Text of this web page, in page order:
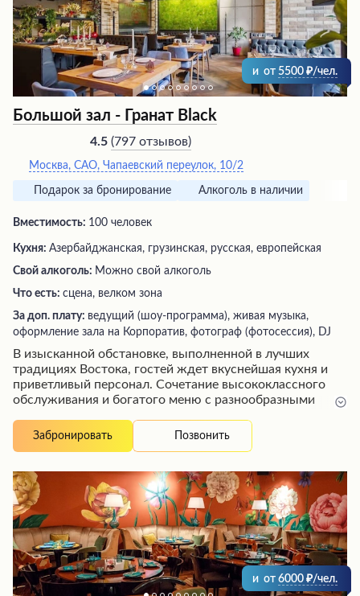
и от 5500 /чел.
Большой зал - Гранат Black
4.5 (797 отзывов)
Москва, САО, Чапаевский переулок, 10/2
Подарок за бронирование Алкоголь в наличии
Вместимость: 100 человек
Кухня: Азербайджанская, грузинская, русская, европейская
Свой алкоголь: Можно свой алкоголь
Что есть: сцена, велком зона
За доп. плату: ведущий (шоу-программа), живая музыка,
оформление зала на Корпоратив, фотограф (фотосессия), DJ
В изысканной обстановке, выполненной в лучших
традициях Востока, гостей ждет вкуснейшая кухня и
приветливый персонал. Сочетание высококлассного
обслуживания и богатого меню с разнообразными
идеальным местом для торжеств и семейных
праздников. Щедрые порции, безупречный вкус и
приятные впечатления у посетителей. Независимо от
повода - будь то юбилей, корпоратив или просто ужин
с близкими, здесь вы окунетесь в атмосферу
гостеприимства и насладитесь кулинарными
шедеврами.
Забронировать Позвонить
и от 6000 /чел.